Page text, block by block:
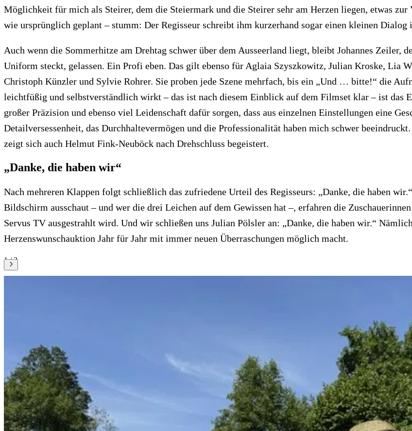
Möglichkeit für mich als Steirer, dem die Steiermark und die Steirer sehr am Herzen liegen, etwas
wie ursprünglich geplant – stumm: Der Regisseur schreibt ihm kurzerhand sogar einen kleinen Dialog
Auch wenn die Sommerhitze am Drehtag schwer über dem Ausseerland liegt, bleibt Johannes Zeiler,
Uniform steckt, gelassen. Ein Profi eben. Das gilt ebenso für Aglaia Szyszkowitz, Julian Kroske, Lia
Christoph Künzler und Sylvie Rohrer. Sie proben jede Szene mehrfach, bis ein „Und … bitte!“ die
leichtfüßig und selbstverständlich wirkt – das ist nach diesem Einblick auf dem Filmset klar – ist das
großer Präzision und ebenso viel Leidenschaft dafür sorgen, dass aus einzelnen Einstellungen eine
Detailversessenheit, das Durchhaltevermögen und die Professionalität haben mich schwer
zeigt sich auch Helmut Fink-Neuböck nach Drehschluss begeistert.
„Danke, die haben wir“
Nach mehreren Klappen folgt schließlich das zufriedene Urteil des Regisseurs: „Danke, die haben
Bildschirm ausschaut – und wer die drei Leichen auf dem Gewissen hat –, erfahren die
Servus TV ausgestrahlt wird. Und wir schließen uns Julian Pölsler an: „Danke, die haben wir.“
Herzenswunschauktion Jahr für Jahr mit immer neuen Überraschungen möglich macht.
1 / 3